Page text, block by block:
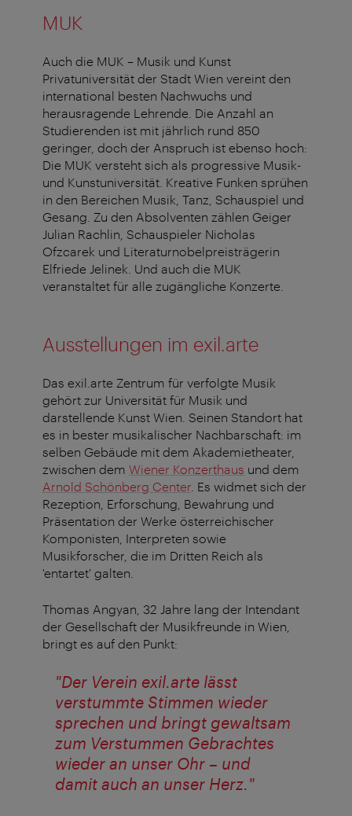
MUK
Auch die MUK – Musik und Kunst
Privatuniversität der Stadt Wien vereint den
international besten Nachwuchs und
herausragende Lehrende. Die Anzahl an
Studierenden ist mit jährlich rund 850
geringer, doch der Anspruch ist ebenso hoch:
Die MUK versteht sich als progressive Musik-
und Kunstuniversität. Kreative Funken sprühen
in den Bereichen Musik, Tanz, Schauspiel und
Gesang. Zu den Absolventen zählen Geiger
Julian Rachlin, Schauspieler Nicholas
Ofzcarek und Literaturnobelpreisträgerin
Elfriede Jelinek. Und auch die MUK
veranstaltet für alle zugängliche Konzerte.
Ausstellungen im exil.arte
Das exil.arte Zentrum für verfolgte Musik
gehört zur Universität für Musik und
darstellende Kunst Wien. Seinen Standort hat
es in bester musikalischer Nachbarschaft: im
selben Gebäude mit dem Akademietheater,
zwischen dem Wiener Konzerthaus und dem
Arnold Schönberg Center . Es widmet sich der
Rezeption, Erforschung, Bewahrung und
Präsentation der Werke österreichischer
Komponisten, Interpreten sowie
Musikforscher, die im Dritten Reich als
'entartet' galten.
Thomas Angyan, 32 Jahre lang der Intendant
der Gesellschaft der Musikfreunde in Wien,
bringt es auf den Punkt:
"Der Verein exil.arte lässt
verstummte Stimmen wieder
sprechen und bringt gewaltsam
zum Verstummen Gebrachtes
wieder an unser Ohr – und
damit auch an unser Herz."